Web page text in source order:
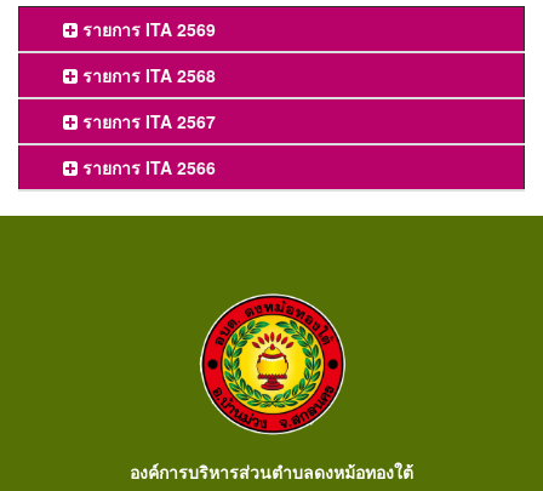
รายการ ITA 2569
รายการ ITA 2568
รายการ ITA 2567
รายการ ITA 2566
องค์การบริหารส่วนตำบลดงหม้อทองใต้